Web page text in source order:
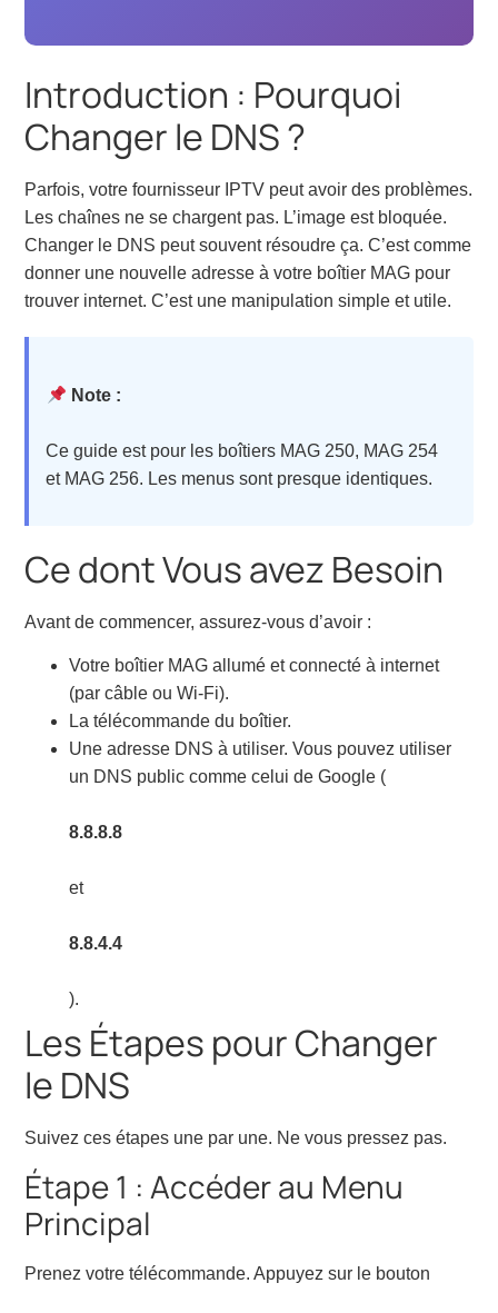
Introduction : Pourquoi
Changer le DNS ?
Parfois, votre fournisseur IPTV peut avoir des problèmes.
Les chaînes ne se chargent pas. L’image est bloquée.
Changer le DNS peut souvent résoudre ça. C’est comme
donner une nouvelle adresse à votre boîtier MAG pour
trouver internet. C’est une manipulation simple et utile.
Note :
Ce guide est pour les boîtiers MAG 250, MAG 254
et MAG 256. Les menus sont presque identiques.
Ce dont Vous avez Besoin
Avant de commencer, assurez-vous d’avoir :
Votre boîtier MAG allumé et connecté à internet
(par câble ou Wi-Fi).
La télécommande du boîtier.
Une adresse DNS à utiliser. Vous pouvez utiliser
un DNS public comme celui de Google (
8.8.8.8
et
8.8.4.4
).
Les Étapes pour Changer
le DNS
Suivez ces étapes une par une. Ne vous pressez pas.
Étape 1 : Accéder au Menu
Principal
Prenez votre télécommande. Appuyez sur le bouton